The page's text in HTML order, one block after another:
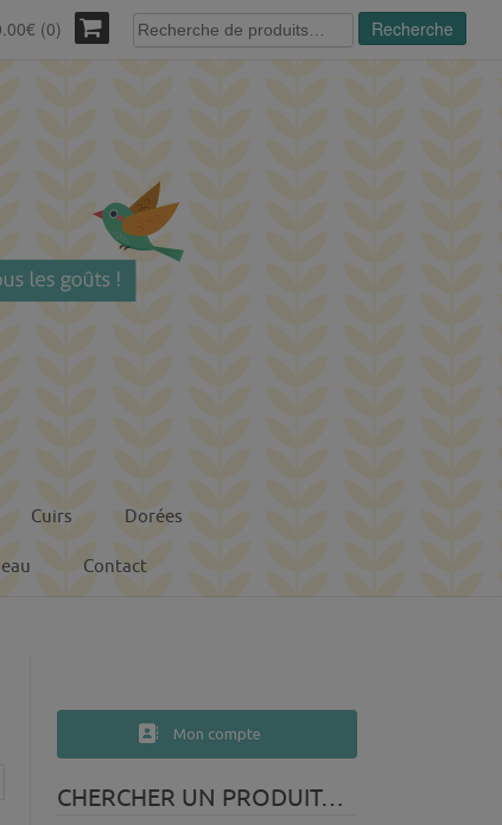
(0)
Recherche
pour :
Recherche
Cuirs Dorées
Contact
Mon compte
CHERCHER UN PRODUIT…